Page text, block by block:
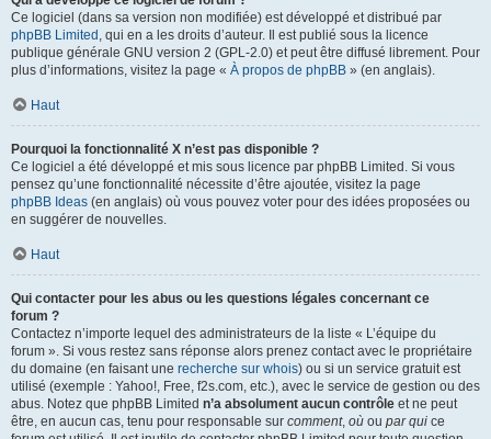
Ce logiciel (dans sa version non modifiée) est développé et distribué par
phpBB Limited , qui en a les droits d’auteur. Il est publié sous la licence
publique générale GNU version 2 (GPL-2.0) et peut être diffusé librement. Pour
plus d’informations, visitez la page « À propos de phpBB » (en anglais).
Haut
Pourquoi la fonctionnalité X n’est pas disponible ?
Ce logiciel a été développé et mis sous licence par phpBB Limited. Si vous
pensez qu’une fonctionnalité nécessite d’être ajoutée, visitez la page
phpBB Ideas (en anglais) où vous pouvez voter pour des idées proposées ou
en suggérer de nouvelles.
Haut
Qui contacter pour les abus ou les questions légales concernant ce
forum ?
Contactez n’importe lequel des administrateurs de la liste « L’équipe du
forum ». Si vous restez sans réponse alors prenez contact avec le propriétaire
du domaine (en faisant une recherche sur whois) ou si un service gratuit est
utilisé (exemple : Yahoo!, Free, f2s.com, etc.), avec le service de gestion ou des
abus. Notez que phpBB Limited n’a absolument aucun contrôle et ne peut
être, en aucun cas, tenu pour responsable sur comment, où ou par qui ce